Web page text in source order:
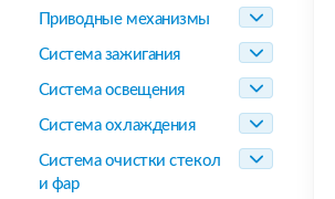
Приводные механизмы
Система зажигания
Система освещения
Система охлаждения
Система очистки стекол
и фар